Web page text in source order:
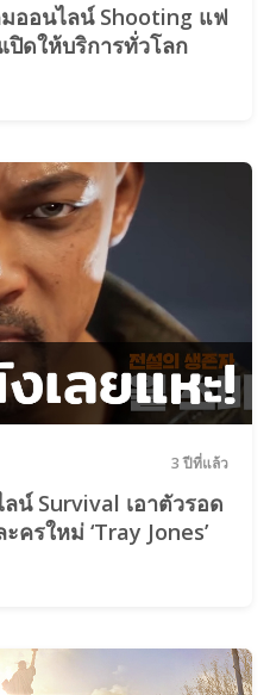
มออนไลน์ Shooting แฟ
ปิดให้บริการทั่วโลก
3 ปีที่แล้ว
น์ Survival เอาตัวรอด
รใหม่ ‘Tray Jones’